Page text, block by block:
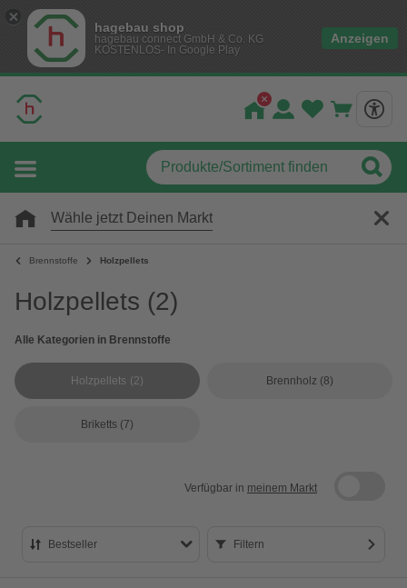
hagebau shop
hagebau connect GmbH & Co. KG
KOSTENLOS- In Google Play
Anzeigen
Wähle jetzt Deinen Markt
Brennstoffe Holzpellets
Holzpellets (2)
Alle Kategorien in Brennstoffe
Holzpellets (2) Brennholz (8)
Briketts (7)
Verfügbar in meinem Markt
Bestseller Filtern